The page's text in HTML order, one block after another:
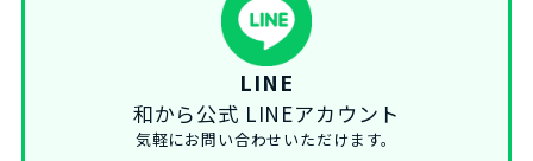
LINE
和から公式 LINEアカウント
気軽にお問い合わせいただけます。